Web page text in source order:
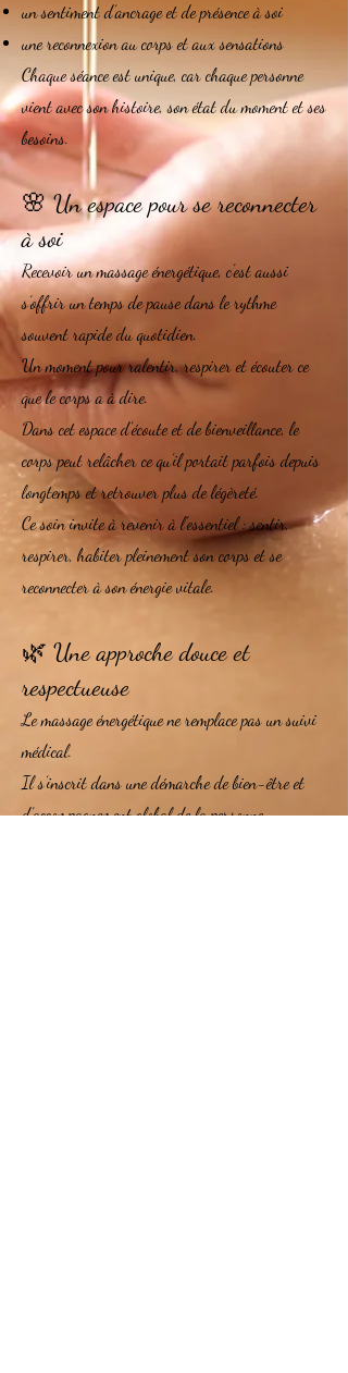
un sentiment d’ancrage et de présence à soi
une reconnexion au corps et aux sensations
Chaque séance est unique, car chaque personne
vient avec son histoire, son état du moment et ses
besoins.
🌸 Un espace pour se reconnecter
à soi
Recevoir un massage énergétique, c’est aussi
s’offrir un temps de pause dans le rythme
souvent rapide du quotidien.
Un moment pour ralentir, respirer et écouter ce
que le corps a à dire.
Dans cet espace d’écoute et de bienveillance, le
corps peut relâcher ce qu’il portait parfois depuis
longtemps et retrouver plus de légèreté.
Ce soin invite à revenir à l’essentiel : sentir,
respirer, habiter pleinement son corps et se
reconnecter à son énergie vitale.
🌿 Une approche douce et
respectueuse
Le massage énergétique ne remplace pas un suivi
médical.
Il s’inscrit dans une démarche de bien-être et
d’accompagnement global de la personne.